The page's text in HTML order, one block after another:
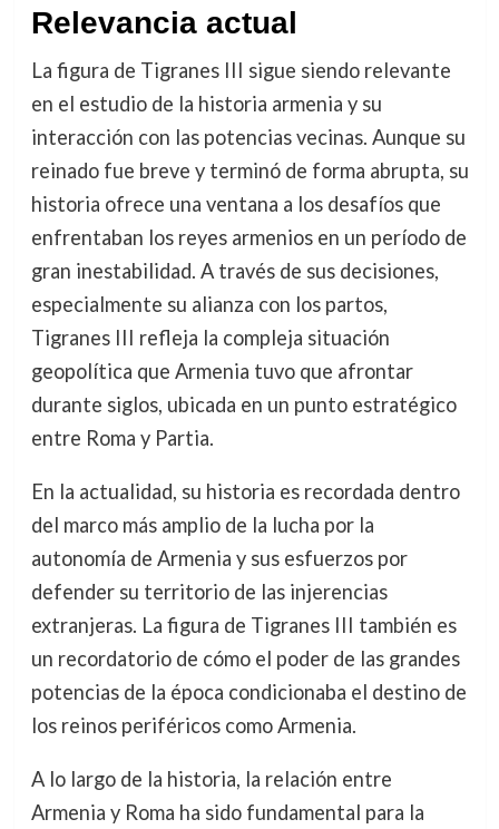
Relevancia actual
La figura de Tigranes III sigue siendo relevante
en el estudio de la historia armenia y su
interacción con las potencias vecinas. Aunque su
reinado fue breve y terminó de forma abrupta, su
historia ofrece una ventana a los desafíos que
enfrentaban los reyes armenios en un período de
gran inestabilidad. A través de sus decisiones,
especialmente su alianza con los partos,
Tigranes III refleja la compleja situación
geopolítica que Armenia tuvo que afrontar
durante siglos, ubicada en un punto estratégico
entre Roma y Partia.
En la actualidad, su historia es recordada dentro
del marco más amplio de la lucha por la
autonomía de Armenia y sus esfuerzos por
defender su territorio de las injerencias
extranjeras. La figura de Tigranes III también es
un recordatorio de cómo el poder de las grandes
potencias de la época condicionaba el destino de
los reinos periféricos como Armenia.
A lo largo de la historia, la relación entre
Armenia y Roma ha sido fundamental para la